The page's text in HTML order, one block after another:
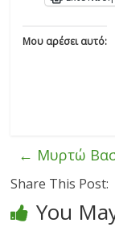
Μου αρέσει αυτό:
← Μυρτώ
Share This Post:
You